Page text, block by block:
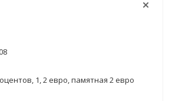
1, 2 евро, памятная 2 евро